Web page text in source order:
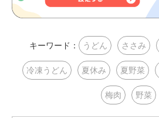
キーワード： うどん ささみ
冷凍うどん 夏休み 夏野菜
梅肉 野菜